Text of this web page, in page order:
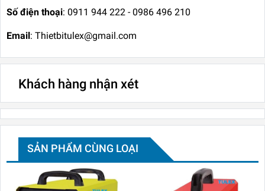
Số điện thoại: 0911 944 222 - 0986 496 210
Email: Thietbitulex@gmail.com
Khách hàng nhận xét
SẢN PHẨM CÙNG LOẠI